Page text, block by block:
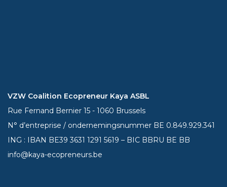
VZW Coalition Ecopreneur Kaya ASBL
Rue Fernand Bernier 15 - 1060 Brussels
N° d’entreprise / ondernemingsnummer BE 0.849.929.341
ING : IBAN BE393631 1291 5619 – BIC BBRU BE BB
info@kaya-ecopreneurs.be